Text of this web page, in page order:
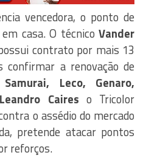
vencedora, o ponto de
casa. O técnicoVander
contrato por mais 13
confirmar a renovação de
Leco, Genaro,
Caires o Tricolor
o assédio do mercado
pretende atacar pontos
reforços.